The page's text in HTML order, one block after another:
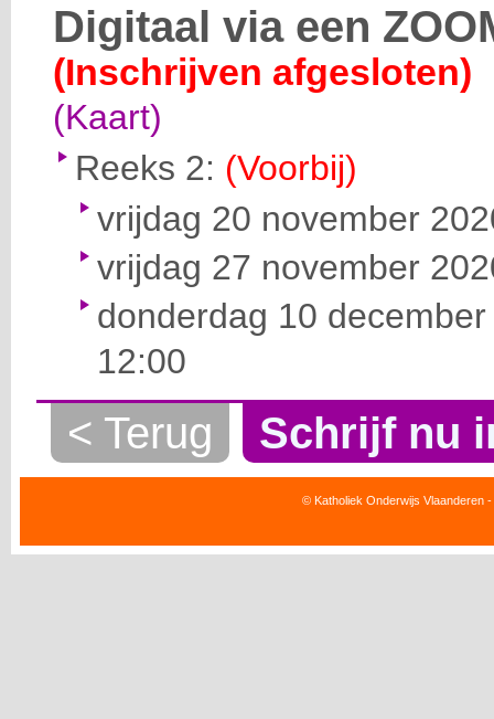
Digitaal via een
(Inschrijven afgesloten)
(Kaart)
Reeks 2: (Voorbij)
vrijdag 20 november
vrijdag 27 november
donderdag 10
12:00
< Terug Schrijf nu
© Katholiek Onderwijs Vlaanderen